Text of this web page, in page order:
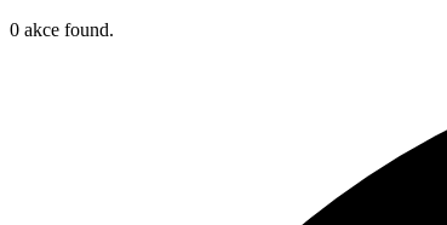
0 akce found.